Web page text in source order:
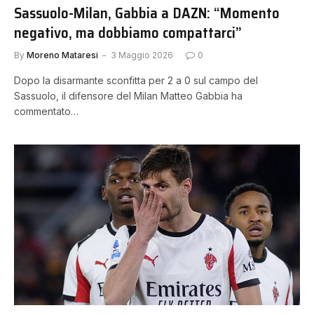
Sassuolo-Milan, Gabbia a DAZN: “Momento
negativo, ma dobbiamo compattarci”
By Moreno Mataresi 3 Maggio 2026 0
Dopo la disarmante sconfitta per 2 a 0 sul campo del
Sassuolo, il difensore del Milan Matteo Gabbia ha
commentato…